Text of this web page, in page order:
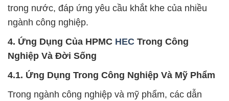
trong nước, đáp ứng yêu cầu khắt khe của nhiều
ngành công nghiệp.
4. Ứng Dụng Của HPMC HEC Trong Công
Nghiệp Và Đời Sống
4.1. Ứng Dụng Trong Công Nghiệp Và Mỹ Phẩm
Trong ngành công nghiệp và mỹ phẩm, các dẫn